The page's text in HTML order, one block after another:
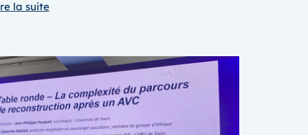
la suite:
« MDPH
:
qu’est-
ce
que